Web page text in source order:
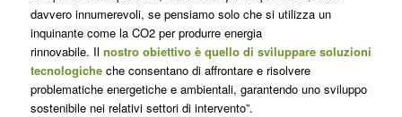
davvero innumerevoli, se pensiamo solo che si utilizza un
inquinante come la CO2 per produrre energia
rinnovabile. Il nostro obiettivo è quello di sviluppare soluzioni
tecnologiche che consentano di affrontare e risolvere
problematiche energetiche e ambientali, garantendo uno sviluppo
sostenibile nei relativi settori di intervento”.